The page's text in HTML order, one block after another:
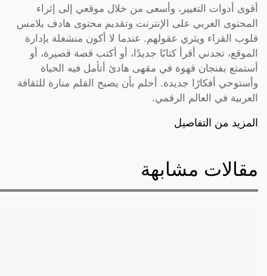
أقوى أدوات التغيير، وأسعى من خلال موقعي إلى إثراء
المحتوى العربي على الإنترنت وتقديم محتوى هادف يلامس
قلوب القراء ويثري عقولهم. عندما لا أكون منشغلة بإدارة
الموقع، تجدني أقرأ كتابًا جديدًا، أو أكتب قصة قصيرة، أو
أستمتع بفنجان قهوة في مقهى هادئ أتأمل فيه الحياة
وأستوحي أفكارًا جديدة. أحلم بأن يصبح القلم منارة للثقافة
العربية في العالم الرقمي.
المزيد من التفاصيل
مقالات مشابهة